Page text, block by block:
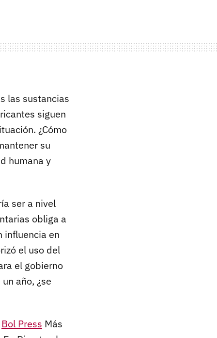
las sustancias
siguen
¿Cómo
su
humana y
ser a nivel
obliga a
influencia en
el uso del
el gobierno
año, ¿se
Bol Press Más